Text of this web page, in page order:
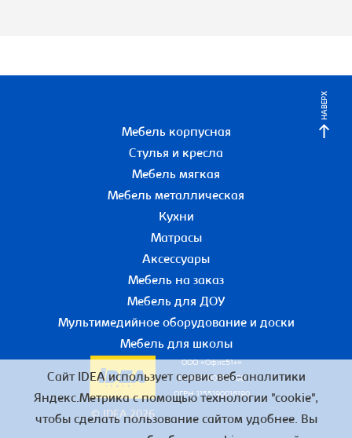
НАВЕРХ
Мебель корпусная
Стулья и кресла
Мебель мягкая
Мебель металлическая
Кухни
Матрасы
Аксессуары
Мебель на заказ
Мебель для ДОУ
Мультимедийное оборудование и доски
Мебель для школы
© IDEA 2026
ООО «Офис51+»
ИНН 5190055780
ОГРН 1155190016190
Сайт IDEA использует сервис веб-аналитики
Яндекс.Метрика с помощью технологии "cookie",
чтобы сделать пользование сайтом удобнее. Вы